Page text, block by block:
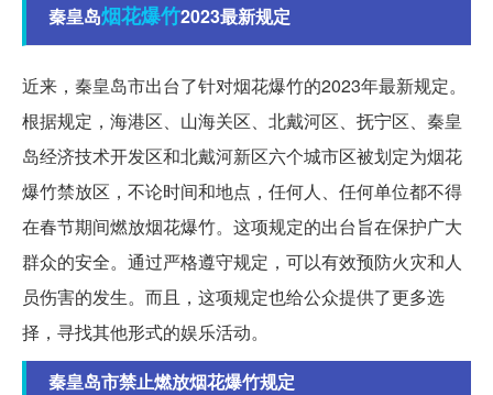
秦皇岛烟花爆竹2023最新规定
近来，秦皇岛市出台了针对烟花爆竹的2023年最新规定。
根据规定，海港区、山海关区、北戴河区、抚宁区、秦皇
岛经济技术开发区和北戴河新区六个城市区被划定为烟花
爆竹禁放区，不论时间和地点，任何人、任何单位都不得
在春节期间燃放烟花爆竹。这项规定的出台旨在保护广大
群众的安全。通过严格遵守规定，可以有效预防火灾和人
员伤害的发生。而且，这项规定也给公众提供了更多选
择，寻找其他形式的娱乐活动。
秦皇岛市禁止燃放烟花爆竹规定